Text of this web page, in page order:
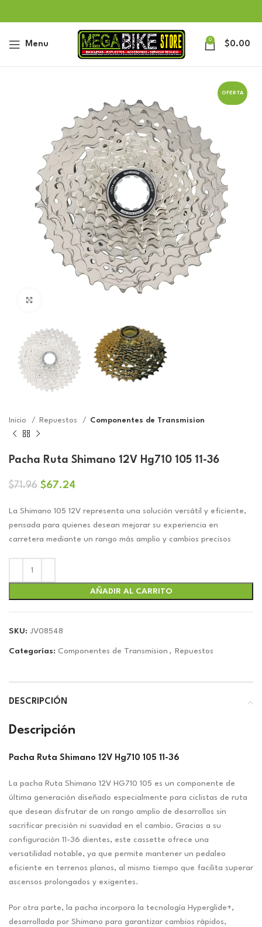
Menu 0 $0.00
OFERTA
Inicio Repuestos Componentes de Transmision
Pacha Ruta Shimano 12V Hg710 105 11-36
$71.96 El
original
era:
$71.96.
$67.24
actual
es:
$67.24.
La Shimano 105 12V representa una solución versátil y eficiente,
pensada para quienes desean mejorar su experiencia en
carretera mediante un rango más amplio y cambios precisos
AÑADIR AL CARRITO
SKU: JV08548
Categorías: Componentes de Transmision , Repuestos
DESCRIPCIÓN
Descripción
Pacha Ruta Shimano 12V Hg710 105 11-36
La pacha Ruta Shimano 12V HG710 105 es un componente de
última generación diseñado especialmente para ciclistas de ruta
que desean disfrutar de un rango amplio de desarrollos sin
sacrificar precisión ni suavidad en el cambio. Gracias a su
configuración 11-36 dientes, este cassette ofrece una
versatilidad notable, ya que permite mantener un pedaleo
eficiente en terrenos planos, al mismo tiempo que facilita superar
ascensos prolongados y exigentes.
Por otra parte, la pacha incorpora la tecnología Hyperglide+,
desarrollada por Shimano para garantizar cambios rápidos,